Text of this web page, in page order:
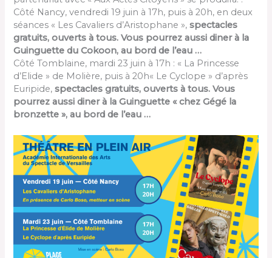
Côté Nancy, vendredi 19 juin à 17h, puis à 20h, en deux
séances « Les Cavaliers d’Aristophane »,spectacles
gratuits, ouverts à tous. Vous pourrez aussi diner à la
Guinguette du Cokoon, au bord de l’eau …
Côté Tomblaine, mardi 23 juin à 17h : « La Princesse
d’Elide » de Molière, puis à 20h« Le Cyclope » d’après
Euripide,spectacles gratuits, ouverts à tous. Vous
pourrez aussi diner à la Guinguette « chez Gégé la
bronzette », au bord de l’eau …